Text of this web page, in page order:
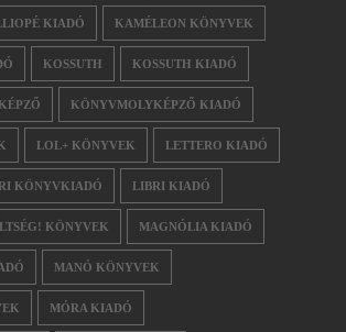
KIADÓ KAMÉLEON KÖNYVEK
KOSSUTH KOSSUTH KIADÓ
KÖNYVMOLYKÉPZŐ KIADÓ
LOL+ KÖNYVEK LETTERO KIADÓ
KÖNYVKIADÓ LIBRI KIADÓ
KÖNYVEK MAGNÓLIA KIADÓ
MANÓ KÖNYVEK
MÓRA KIADÓ